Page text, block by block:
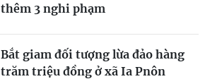
thêm 3 nghi phạm
Bắt giam đối tượng lừa đảo hàng
trăm triệu đồng ở xã Ia Pnôn